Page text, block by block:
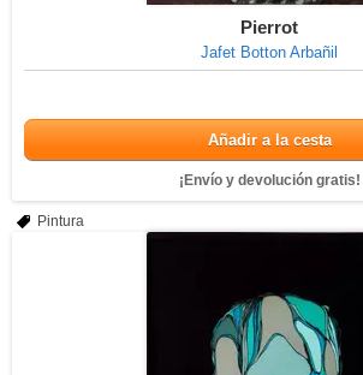
Pierrot
Jafet Botton Arbañil
Añadir a la cesta
¡Envío y devolución gratis!
Pintura